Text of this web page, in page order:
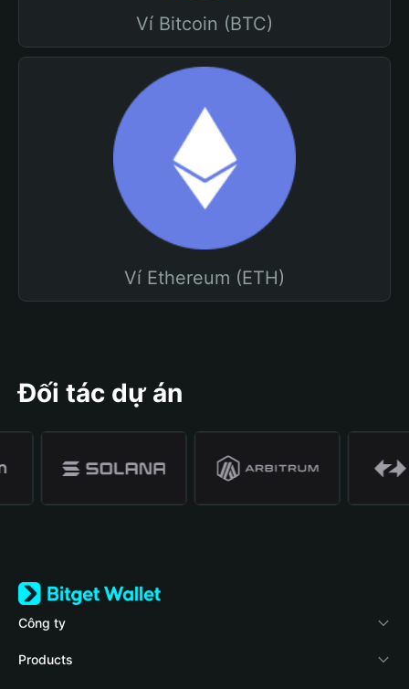
Ví Bitcoin (BTC)
Ví Ethereum (ETH)
Đối tác dự án
Công ty
Về Bitget Wallet
Products